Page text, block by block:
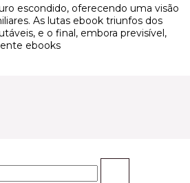
escondido, oferecendo uma visão
As lutas ebook triunfos dos
e o final, embora previsível,
ebooks